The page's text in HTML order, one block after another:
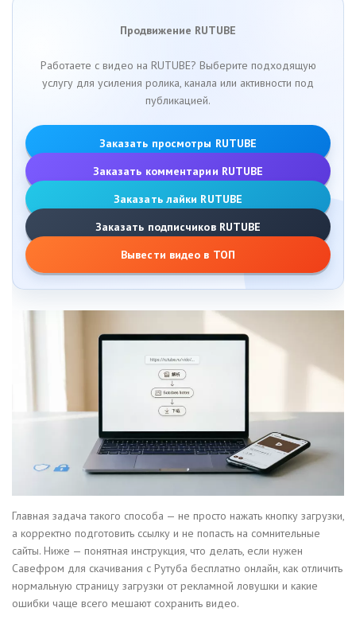
Продвижение RUTUBE
Работаете с видео на RUTUBE? Выберите подходящую
услугу для усиления ролика, канала или активности под
публикацией.
Заказать просмотры RUTUBE
Заказать комментарии RUTUBE
Заказать лайки RUTUBE
Заказать подписчиков RUTUBE
Вывести видео в ТОП
Главная задача такого способа — не просто нажать кнопку загрузки,
а корректно подготовить ссылку и не попасть на сомнительные
сайты. Ниже — понятная инструкция, что делать, если нужен
Савефром для скачивания с Рутуба бесплатно онлайн, как отличить
нормальную страницу загрузки от рекламной ловушки и какие
ошибки чаще всего мешают сохранить видео.